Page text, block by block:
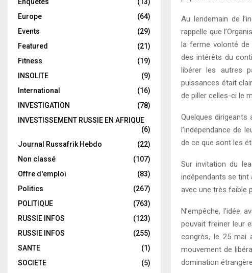
Au lendemain de
rappelle que
la ferme volonté de
des intérêts du
libérer les autres
puissances était
de piller celles-ci le
Quelques dirigeants
l’indépendance de
de ce que sont les
Sur invitation du
indépendants se tint
avec une très faible
N’empêche, l’idée
pouvait freiner leur
congrès, le 25 mai
mouvement de
domination
Europe
(64)
Events
(29)
Featured
(21)
Fitness
(19)
INSOLITE
(9)
International
(16)
INVESTIGATION
(78)
INVESTISSEMENT RUSSIE EN AFRIQUE
(6)
Journal Russafrik Hebdo
(22)
Non classé
(107)
Offre d'emploi
(83)
Politics
(267)
POLITIQUE
(763)
RUSSIE INFOS
(123)
RUSSIE INFOS
(255)
SANTE
(1)
SOCIETE
(5)